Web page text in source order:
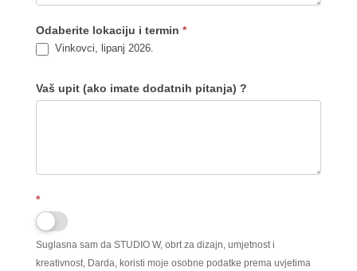
Odaberite lokaciju i termin *
Vinkovci, lipanj 2026.
Vaš upit (ako imate dodatnih pitanja) ?
*
Suglasna sam da STUDIO W, obrt za dizajn, umjetnost i
kreativnost, Darda, koristi moje osobne podatke prema uvjetima